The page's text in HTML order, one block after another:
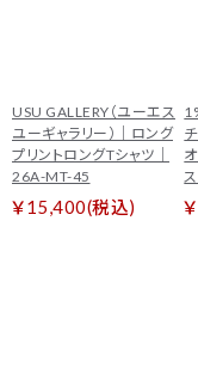
USU GALLERY（ユーエス
ユーギャラリー）｜ロング
プリントロングTシャツ｜
26A-MT-45
￥15,400(税込)